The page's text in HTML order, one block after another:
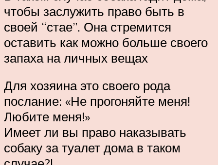
чтобы заслужить право быть в
своей “стае”. Она стремится
оставить как можно больше своего
запаха на личных вещах
Для хозяина это своего рода
послание: «Не прогоняйте меня!
Любите меня!»
Имеет ли вы право наказывать
собаку за туалет дома в таком